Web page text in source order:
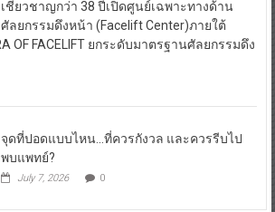
เชี่ยวชาญกว่า 38 ปีเปิดศูนย์เฉพาะทางด้าน
ศัลยกรรมดึงหน้า (Facelift Center)ภายใต้
OF FACELIFT ยกระดับมาตรฐานศัลยกรรมดึง
จุดที่ปอดแบบไหน…ที่ควรกังวล และควรรีบไป
พบแพทย์?
July 7, 2026 0